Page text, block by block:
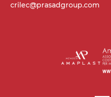
crilec@prasadgroup.com